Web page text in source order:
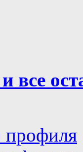
все
профиля